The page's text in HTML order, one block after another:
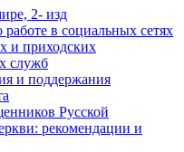
2- изд
в социальных сетях
и приходских
служб
и поддержания
Русской
рекомендации и